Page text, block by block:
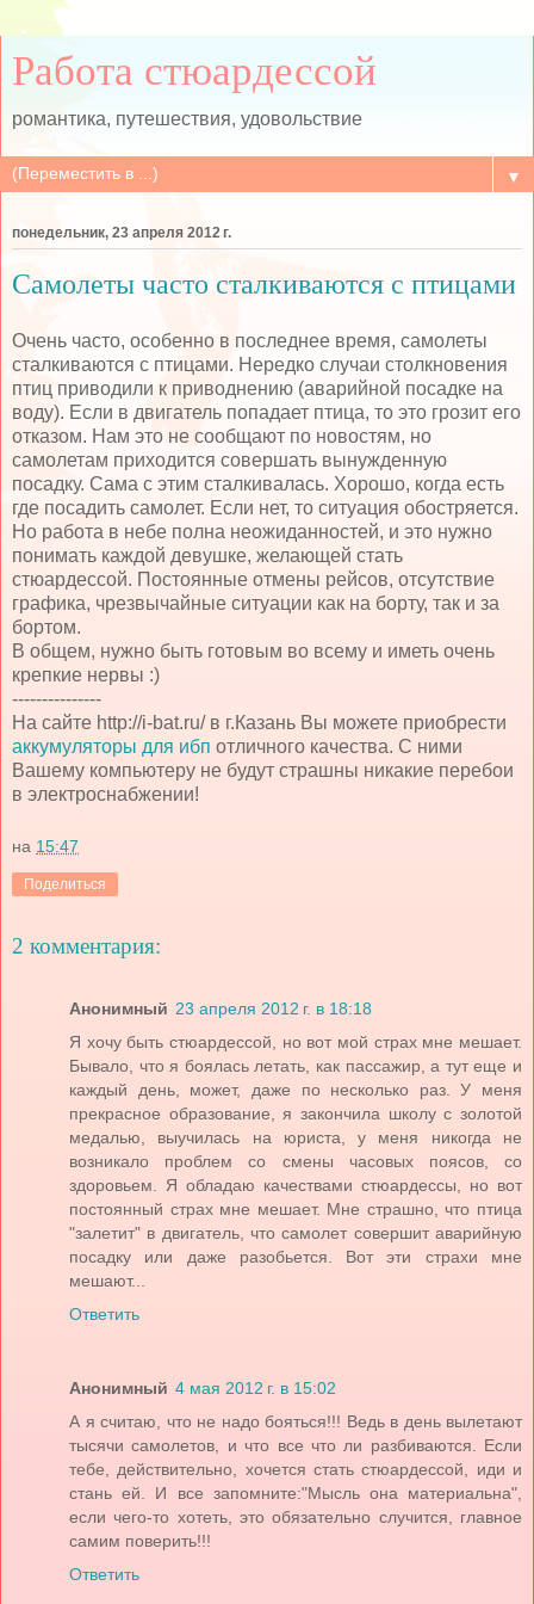
Работа стюардессой
романтика, путешествия, удовольствие
▼
понедельник, 23 апреля 2012 г.
Самолеты часто сталкиваются с птицами
Очень часто, особенно в последнее время, самолеты
сталкиваются с птицами. Нередко случаи столкновения
птиц приводили к приводнению (аварийной посадке на
воду). Если в двигатель попадает птица, то это грозит его
отказом. Нам это не сообщают по новостям, но
самолетам приходится совершать вынужденную
посадку. Сама с этим сталкивалась. Хорошо, когда есть
где посадить самолет. Если нет, то ситуация обостряется.
Но работа в небе полна неожиданностей, и это нужно
понимать каждой девушке, желающей стать
стюардессой. Постоянные отмены рейсов, отсутствие
графика, чрезвычайные ситуации как на борту, так и за
бортом.
В общем, нужно быть готовым во всему и иметь очень
крепкие нервы :)
---------------
На сайте http://i-bat.ru/ в г.Казань Вы можете приобрести
аккумуляторы для ибп отличного качества. С ними
Вашему компьютеру не будут страшны никакие перебои
в электроснабжении!
на 15:47
Поделиться
2 комментария:
Анонимный 23 апреля 2012 г. в 18:18
Я хочу быть стюардессой, но вот мой страх мне мешает.
Бывало, что я боялась летать, как пассажир, а тут еще и
каждый день, может, даже по несколько раз. У меня
прекрасное образование, я закончила школу с золотой
медалью, выучилась на юриста, у меня никогда не
возникало проблем со смены часовых поясов, со
здоровьем. Я обладаю качествами стюардессы, но вот
постоянный страх мне мешает. Мне страшно, что птица
"залетит" в двигатель, что самолет совершит аварийную
посадку или даже разобьется. Вот эти страхи мне
мешают...
Ответить
Анонимный 4 мая 2012 г. в 15:02
А я считаю, что не надо бояться!!! Ведь в день вылетают
тысячи самолетов, и что все что ли разбиваются. Если
тебе, действительно, хочется стать стюардессой, иди и
стань ей. И все запомните:"Мысль она материальна",
если чего-то хотеть, это обязательно случится, главное
самим поверить!!!
Ответить